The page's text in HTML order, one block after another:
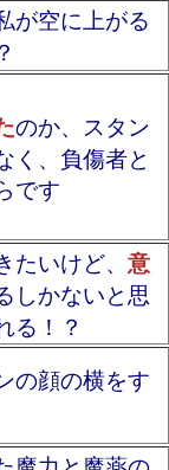
が空に上がる
のか、スタン
く、負傷者と
です
いけど、 意
しかないと思
る！？
の顔の横をす